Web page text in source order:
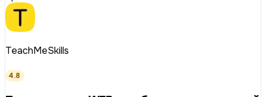
TeachMeSkills
4.8